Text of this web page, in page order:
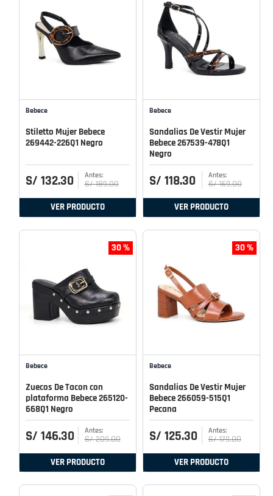
Bebece
Stiletto Mujer Bebece
269442-226Q1 Negro
S/ 132.30 S/ 189.00
VER PRODUCTO
Bebece
Sandalias De Vestir Mujer
Bebece 267539-478Q1
Negro
S/ 118.30 S/ 169.00
VER PRODUCTO
30 %
Bebece
Zuecos De Tacon con
plataforma Bebece 265120-
668Q1 Negro
S/ 146.30 S/ 209.00
VER PRODUCTO
30 %
Bebece
Sandalias De Vestir Mujer
Bebece 266059-515Q1
Pecana
S/ 125.30 S/ 179.00
VER PRODUCTO